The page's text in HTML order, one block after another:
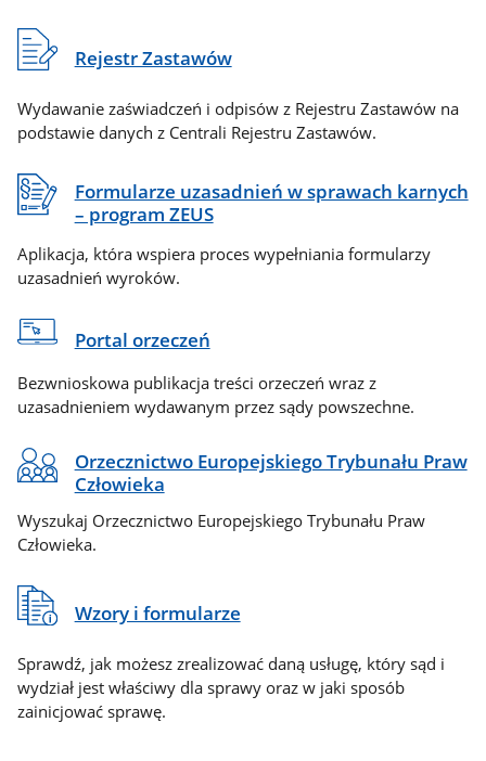
Rejestr Zastawów
Wydawanie zaświadczeń i odpisów z Rejestru Zastawów na
podstawie danych z Centrali Rejestru Zastawów.
Formularze uzasadnień w sprawach karnych
– program ZEUS
Aplikacja, która wspiera proces wypełniania formularzy
uzasadnień wyroków.
Portal orzeczeń
Bezwnioskowa publikacja treści orzeczeń wraz z
uzasadnieniem wydawanym przez sądy powszechne.
Orzecznictwo Europejskiego Trybunału Praw
Człowieka
Wyszukaj Orzecznictwo Europejskiego Trybunału Praw
Człowieka.
Wzory i formularze
Sprawdź, jak możesz zrealizować daną usługę, który sąd i
wydział jest właściwy dla sprawy oraz w jaki sposób
zainicjować sprawę.